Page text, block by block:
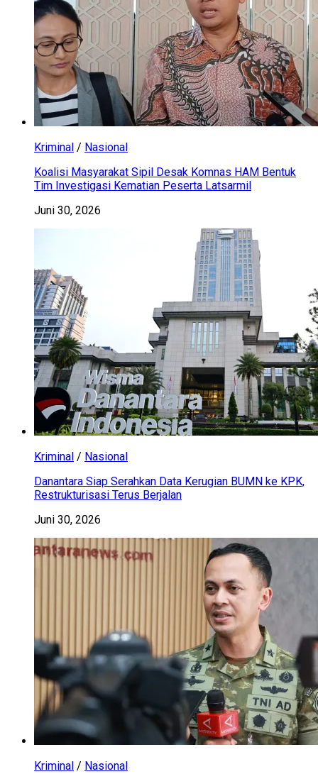
Kriminal / Nasional
Koalisi Masyarakat Sipil Desak Komnas HAM Bentuk
Tim Investigasi Kematian Peserta Latsarmil
Juni 30, 2026
Kriminal / Nasional
Danantara Siap Serahkan Data Kerugian BUMN ke KPK,
Restrukturisasi Terus Berjalan
Juni 30, 2026
Kriminal / Nasional